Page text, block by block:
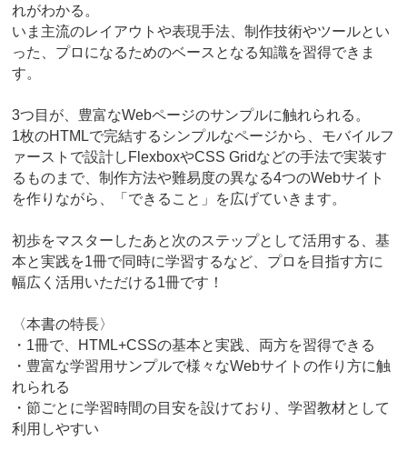
れがわかる。
いま主流のレイアウトや表現手法、制作技術やツールとい
った、プロになるためのベースとなる知識を習得できま
す。
3つ目が、豊富なWebページのサンプルに触れられる。
1枚のHTMLで完結するシンプルなページから、モバイルフ
ァーストで設計しFlexboxやCSS Gridなどの手法で実装す
るものまで、制作方法や難易度の異なる4つのWebサイト
を作りながら、「できること」を広げていきます。
初歩をマスターしたあと次のステップとして活用する、基
本と実践を1冊で同時に学習するなど、プロを目指す方に
幅広く活用いただける1冊です！
〈本書の特長〉
・1冊で、HTML+CSSの基本と実践、両方を習得できる
・豊富な学習用サンプルで様々なWebサイトの作り方に触
れられる
・節ごとに学習時間の目安を設けており、学習教材として
利用しやすい